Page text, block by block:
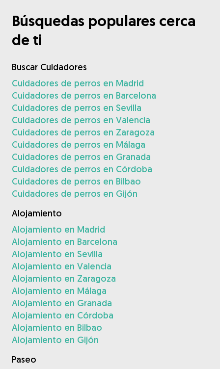
Búsquedas populares cerca
de ti
Buscar Cuidadores
Cuidadores de perros en Madrid
Cuidadores de perros en Barcelona
Cuidadores de perros en Sevilla
Cuidadores de perros en Valencia
Cuidadores de perros en Zaragoza
Cuidadores de perros en Málaga
Cuidadores de perros en Granada
Cuidadores de perros en Córdoba
Cuidadores de perros en Bilbao
Cuidadores de perros en Gijón
Alojamiento
Alojamiento en Madrid
Alojamiento en Barcelona
Alojamiento en Sevilla
Alojamiento en Valencia
Alojamiento en Zaragoza
Alojamiento en Málaga
Alojamiento en Granada
Alojamiento en Córdoba
Alojamiento en Bilbao
Alojamiento en Gijón
Paseo